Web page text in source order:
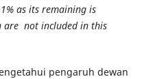
as its remaining is
are not included in this
pengaruh dewan